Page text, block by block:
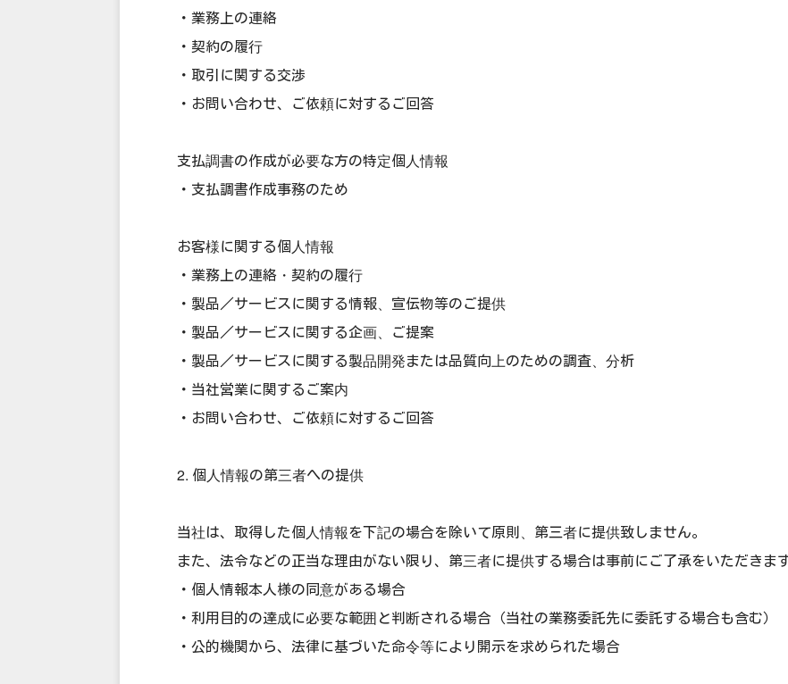
・業務上の連絡
・契約の履行
・取引に関する交渉
・お問い合わせ、ご依頼に対するご回答
支払調書の作成が必要な方の特定個人情報
・支払調書作成事務のため
お客様に関する個人情報
・業務上の連絡・契約の履行
・製品／サービスに関する情報、宣伝物等のご提供
・製品／サービスに関する企画、ご提案
・製品／サービスに関する製品開発または品質向上のための調査、分析
・当社営業に関するご案内
・お問い合わせ、ご依頼に対するご回答
2. 個人情報の第三者への提供
当社は、取得した個人情報を下記の場合を除いて原則、第三者に提供致しません。
また、法令などの正当な理由がない限り、第三者に提供する場合は事前にご了承をいただきます
・個人情報本人様の同意がある場合
・利用目的の達成に必要な範囲と判断される場合（当社の業務委託先に委託する場合も含む）
・公的機関から、法律に基づいた命令等により開示を求められた場合